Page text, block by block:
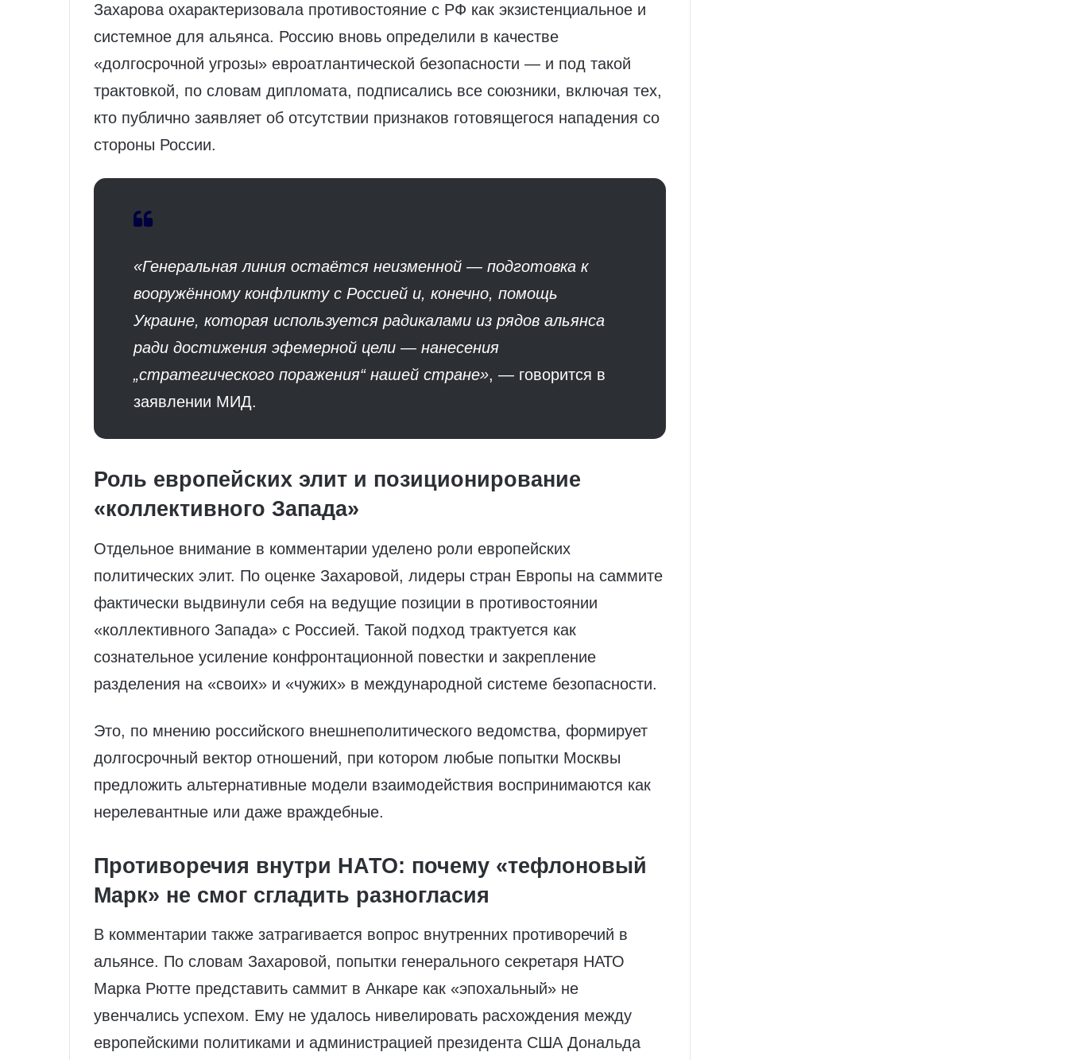
Захарова охарактеризовала противостояние с РФ как экзистенциальное и
системное для альянса. Россию вновь определили в качестве
«долгосрочной угрозы» евроатлантической безопасности — и под такой
трактовкой, по словам дипломата, подписались все союзники, включая тех,
кто публично заявляет об отсутствии признаков готовящегося нападения со
стороны России.
«Генеральная линия остаётся неизменной — подготовка к
вооружённому конфликту с Россией и, конечно, помощь
Украине, которая используется радикалами из рядов альянса
ради достижения эфемерной цели — нанесения
„стратегического поражения“ нашей стране», — говорится в
заявлении МИД.
Роль европейских элит и позиционирование
«коллективного Запада»
Отдельное внимание в комментарии уделено роли европейских
политических элит. По оценке Захаровой, лидеры стран Европы на саммите
фактически выдвинули себя на ведущие позиции в противостоянии
«коллективного Запада» с Россией. Такой подход трактуется как
сознательное усиление конфронтационной повестки и закрепление
разделения на «своих» и «чужих» в международной системе безопасности.
Это, по мнению российского внешнеполитического ведомства, формирует
долгосрочный вектор отношений, при котором любые попытки Москвы
предложить альтернативные модели взаимодействия воспринимаются как
нерелевантные или даже враждебные.
Противоречия внутри НАТО: почему «тефлоновый
Марк» не смог сгладить разногласия
В комментарии также затрагивается вопрос внутренних противоречий в
альянсе. По словам Захаровой, попытки генерального секретаря НАТО
Марка Рютте представить саммит в Анкаре как «эпохальный» не
увенчались успехом. Ему не удалось нивелировать расхождения между
европейскими политиками и администрацией президента США Дональда